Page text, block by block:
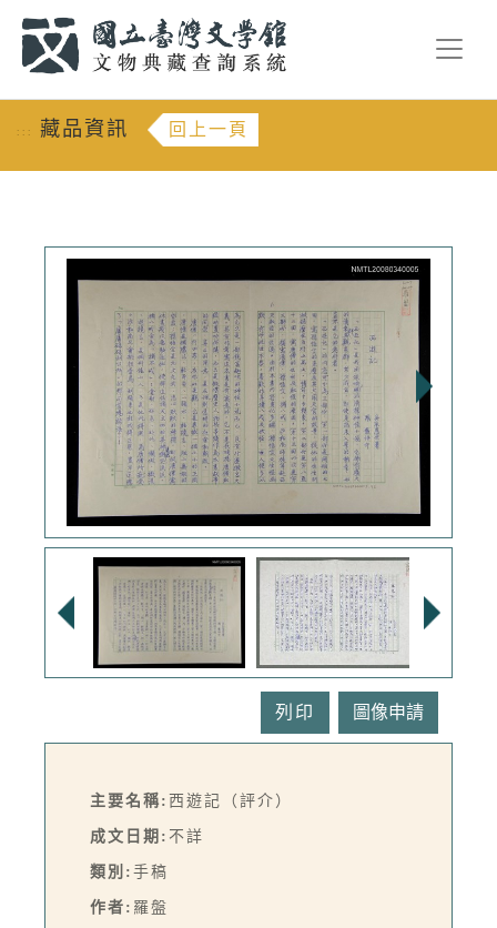
::: 藏品資訊 回上一頁
列印
主要名稱: 西遊記（評介）
成文日期: 不詳
類別: 手稿
作者: 羅盤